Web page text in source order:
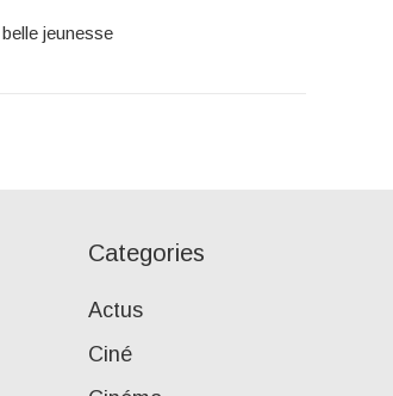
jeunesse
Categories
Actus
Ciné